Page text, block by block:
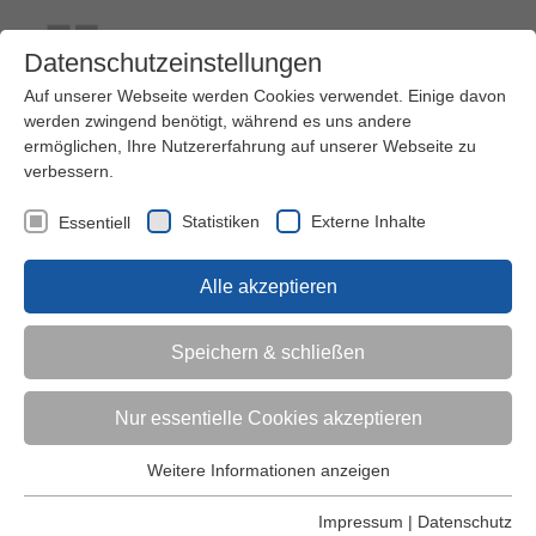
Kontakt Ihre Meinung ist uns wichtig!
Kinder (0-6)
Grundschulkinder
Jugendliche
Datenschutzeinstellungen
Auf unserer Webseite werden Cookies verwendet. Einige davon
werden zwingend benötigt, während es uns andere
ermöglichen, Ihre Nutzererfahrung auf unserer Webseite zu
verbessern.
Essentiell Statistiken Externe Inhalte
Alle akzeptieren
Speichern & schließen
Nur essentielle Cookies akzeptieren
Essentielle Cookies werden für grundlegende Funktionen der
Weitere Informationen anzeigen
Impressum | Datenschutz